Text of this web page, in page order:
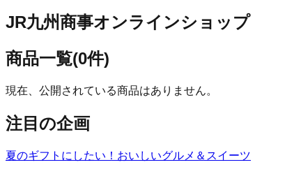
JR九州商事オンラインショップ
商品一覧(0件)
現在、公開されている商品はありません。
注目の企画
夏のギフトにしたい！おいしいグルメ＆スイーツ